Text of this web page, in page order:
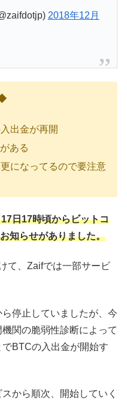
2018年12月
出金が再開
ある
になってるので要注意
日17時頃からビットコ
知らせがありました。
て、Zaifでは一部サービ
停止していましたが、今
関の脆弱性診断によって
BTCの入出金が開始す
から順次、開始していく